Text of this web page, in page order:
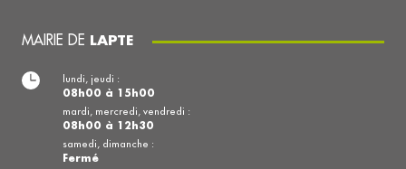
MAIRIE DE LAPTE
lundi, jeudi :
08h00 à 15h00
mardi, mercredi, vendredi :
08h00 à 12h30
samedi, dimanche :
Fermé